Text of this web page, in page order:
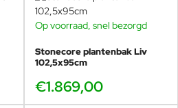
Op voorraad, snel bezorgd
Stonecore plantenbak Liv
102,5x95cm
€1.869,00